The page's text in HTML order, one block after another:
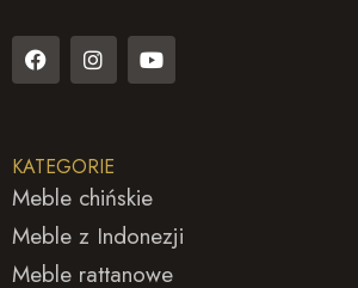
F
a
c
o
o
k
I
n
s
g
r
a
Y
o
u
KATEGORIE
Meble chińskie
Meble z Indonezji
Meble rattanowe